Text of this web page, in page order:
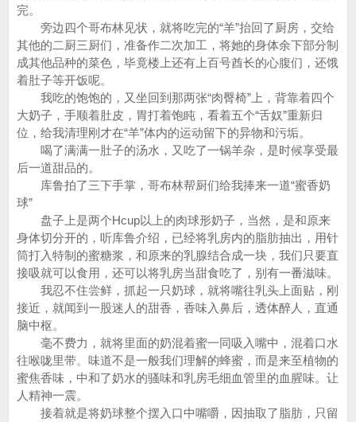
完。
旁边四个哥布林见状，就将吃完的“羊”抬回了厨房，交给
其他的二厨三厨们，准备作二次加工，将她的身体余下部分制
成其他品种的菜色，毕竟楼上还有上百号酋长的心腹们，还饿
着肚子等开饭呢。
我吃的饱饱的，又坐回到那两张“肉臀椅”上，背靠着四个
大奶子，手顺着肚皮，胃打着饱盹，看着五个“舌奴”重新归
位，给我清理刚才在“羊”体内的运动留下的异物和污垢。
喝了满满一肚子的汤水，又吃了一锅羊杂，是时候享受最
后一道甜品的。
库鲁拍了三下手掌，哥布林帮厨们给我捧来一道“蜜香奶
球”
盘子上是两个Hcup以上的肉球形奶子，当然，是和原来
身体切分开的，听库鲁介绍，已经将乳房内的脂肪抽出，用针
筒打入特制的蜜糖浆，和原来的乳腺结合成一块，我们只要直
接吸就可以食用，还可以将乳房当甜食吃了，别有一番滋味。
我忍不住尝鲜，抓起一只奶球，就将嘴往乳头上面贴，刚
接近，就闻到一股迷人的甜香，香味入鼻后，透体醉人，直通
脑中枢。
毫不费力，就将里面的奶混着蜜一同吸入嘴中，混着口水
往喉咙里带。味道不是一般我们理解的蜂蜜，而是来至植物的
蜜焦香味，中和了奶水的骚味和乳房毛细血管里的血腥味。让
人精神一震。
接着就是将奶球整个摆入口中嘴嚼，因抽取了脂肪，只留